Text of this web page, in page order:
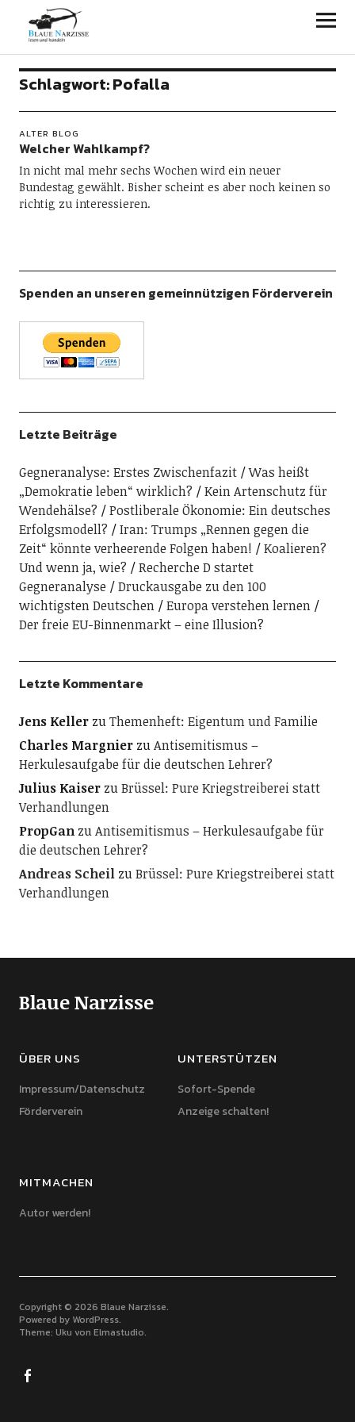
Blaue Narzisse
Schlagwort:Pofalla
ALTER BLOG
Welcher Wahlkampf?
In nicht mal mehr sechs Wochen wird ein neuer
Bundestag gewählt. Bisher scheint es aber noch keinen so
richtig zu interessieren.
Spenden an unseren gemeinnützigen Förderverein
Letzte Beiträge
Gegneranalyse: Erstes Zwischenfazit
Was heißt
„Demokratie leben“ wirklich?
Kein Artenschutz für
Wendehälse?
Postliberale Ökonomie: Ein deutsches
Erfolgsmodell?
Iran: Trumps „Rennen gegen die
Zeit“ könnte verheerende Folgen haben!
Koalieren?
Und wenn ja, wie?
Recherche D startet
Gegneranalyse
Druckausgabe zu den 100
wichtigsten Deutschen
Europa verstehen lernen
Der freie EU-Binnenmarkt – eine Illusion?
Letzte Kommentare
Jens KellerzuThemenheft: Eigentum und Familie
Charles MargnierzuAntisemitismus –
Herkulesaufgabe für die deutschen Lehrer?
Julius KaiserzuBrüssel: Pure Kriegstreiberei statt
Verhandlungen
PropGanzuAntisemitismus – Herkulesaufgabe für
die deutschen Lehrer?
Andreas ScheilzuBrüssel: Pure Kriegstreiberei statt
Verhandlungen
Blaue Narzisse
ÜBER UNS
Impressum/Datenschutz
Förderverein
UNTERSTÜTZEN
Sofort-Spende
Anzeige schalten!
MITMACHEN
Autor werden!
Copyright © 2026 Blaue Narzisse
Powered by WordPress
Theme: Uku von Elmastudio